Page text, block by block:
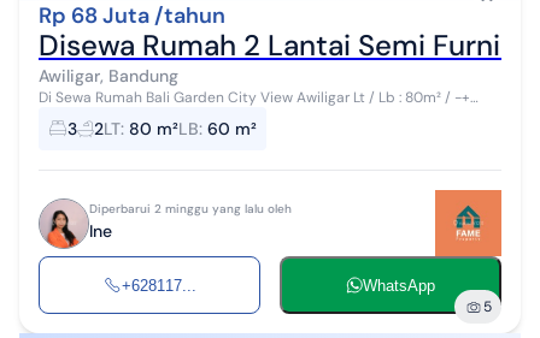
Rp 68 Juta /tahun
Disewa Rumah 2 Lantai Semi
Awiligar, Bandung
Di Sewa Rumah Bali Garden City View Awiligar Lt / Lb : 80m² / -+
60m² 2 Lantai 3 KT 2 Km 1 Gudang Listrik 3500w Air Artesis Semi
Furnish : kitc...
3 2LT: 80 m²LB: 60 m²
Diperbarui 2 minggu yang lalu oleh
Ine
+628117... WhatsApp
5